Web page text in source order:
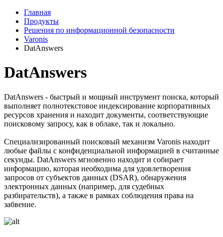
Главная
Продукты
Решения по информационной безопасности
Varonis
DatAnswers
DatAnswers
DatAnswers - быстрый и мощный инструмент поиска, который
выполняет полнотекстовое индексирование корпоративных
ресурсов хранения и находит документы, соответствующие
поисковому запросу, как в облаке, так и локально.
Специализированный поисковый механизм Varonis находит
любые файлы с конфиденциальной информацией в считанные
секунды. DatAnswers мгновенно находит и собирает
информацию, которая необходима для удовлетворения
запросов от субъектов данных (DSAR), обнаружения
электронных данных (например, для судебных
разбирательств), а также в рамках соблюдения права на
забвение.